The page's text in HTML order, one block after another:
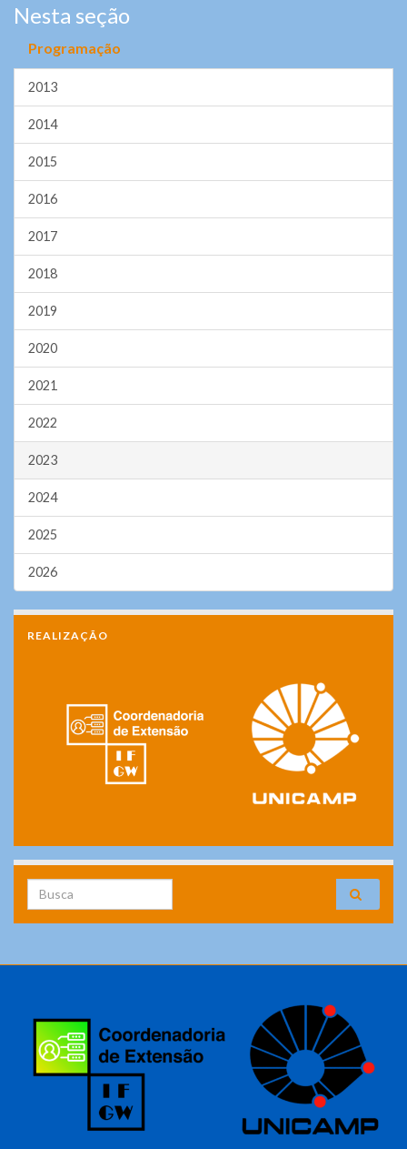
Nesta seção
Programação
2013
2014
2015
2016
2017
2018
2019
2020
2021
2022
2023
2024
2025
2026
REALIZAÇÃO
Search for: